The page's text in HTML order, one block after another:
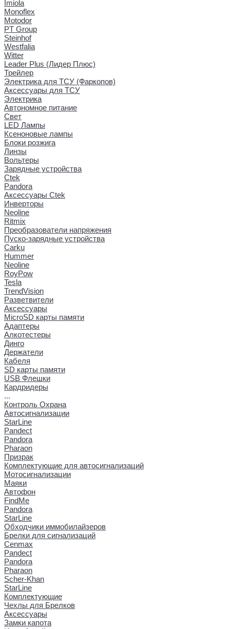
Imiola
Monoflex
Motodor
PT Group
Steinhof
Westfalia
Witter
Leader Plus (Лидер Плюс)
Трейлер
Электрика для ТСУ (Фаркопов)
Аксессуары для ТСУ
Электрика
Автономное питание
Свет
LED Лампы
Ксеноновые лампы
Блоки розжига
Линзы
Вольтеры
Зарядные устройства
Ctek
Pandora
Аксессуары Ctek
Инверторы
Neoline
Ritmix
Преобразователи напряжения
Пуско-зарядные устройства
Carku
Hummer
Neoline
RoyPow
Tesla
TrendVision
Разветвители
Аксессуары
MicroSD карты памяти
Адаптеры
Алкотестеры
Динго
Держатели
Кабеля
SD карты памяти
USB Флешки
Кардридеры
...
Контроль Охрана
Автосигнализации
StarLine
Pandect
Pandora
Pharaon
Призрак
Комплектующие для автосигнализаций
Мотосигнализации
Маяки
Автофон
FindMe
Pandora
StarLine
Обходчики иммобилайзеров
Брелки для сигнализаций
Cenmax
Pandect
Pandora
Pharaon
Scher-Khan
StarLine
Комплектующие
Чехлы для Брелков
Аксессуары
Замки капота